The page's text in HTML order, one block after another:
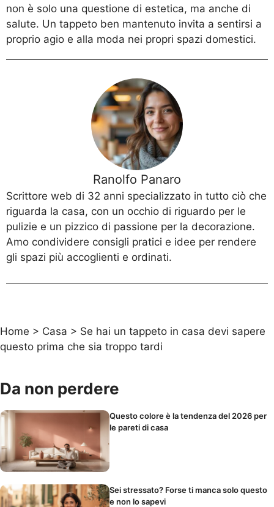
non è solo una questione di estetica, ma anche di
salute. Un tappeto ben mantenuto invita a sentirsi a
proprio agio e alla moda nei propri spazi domestici.
Ranolfo Panaro
Scrittore web di 32 anni specializzato in tutto ciò che
riguarda la casa, con un occhio di riguardo per le
pulizie e un pizzico di passione per la decorazione.
Amo condividere consigli pratici e idee per rendere
gli spazi più accoglienti e ordinati.
Home > Casa > Se hai un tappeto in casa devi sapere
questo prima che sia troppo tardi
Da non perdere
Questo colore è la tendenza del 2026 per
le pareti di casa
Sei stressato? Forse ti manca solo questo
e non lo sapevi